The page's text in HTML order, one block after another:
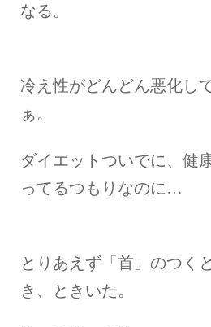
なる。
冷え性がどんどん悪化し
ぁ。
ダイエットついでに、健
ってるつもりなのに…
とりあえず「首」のつく
き、ときいた。